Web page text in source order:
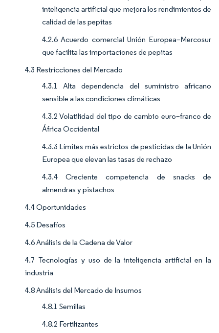
inteligencia artificial que mejora los rendimientos de
calidad de las pepitas
4.2.6 Acuerdo comercial Unión Europea–Mercosur
que facilita las importaciones de pepitas
4.3 Restricciones del Mercado
4.3.1 Alta dependencia del suministro africano
sensible a las condiciones climáticas
4.3.2 Volatilidad del tipo de cambio euro–franco de
África Occidental
4.3.3 Límites más estrictos de pesticidas de la Unión
Europea que elevan las tasas de rechazo
4.3.4 Creciente competencia de snacks de
almendras y pistachos
4.4 Oportunidades
4.5 Desafíos
4.6 Análisis de la Cadena de Valor
4.7 Tecnologías y uso de la inteligencia artificial en la
industria
4.8 Análisis del Mercado de Insumos
4.8.1 Semillas
4.8.2 Fertilizantes